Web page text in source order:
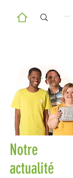
Notre
actualité